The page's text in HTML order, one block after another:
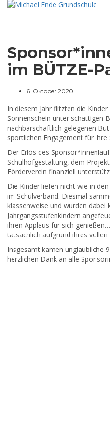
im BÜTZE-
6. Oktober 2020
In diesem Jahr flitzten die
Sonnenschein unter schattigen
nachbarschaftlich gelegenen
sportlichen Engagement für ihre
Der Erlös des
Schulhofgestaltung, dem
Förderverein finanziell
Die Kinder liefen nicht wie in
im Schulverband. Diesmal
klassenweise und wurden
Jahrgangsstufenkindern
ihren Applaus für sich
tatsächlich aufgrund ihres vollen
Insgesamt kamen unglaubliche
herzlichen Dank an alle